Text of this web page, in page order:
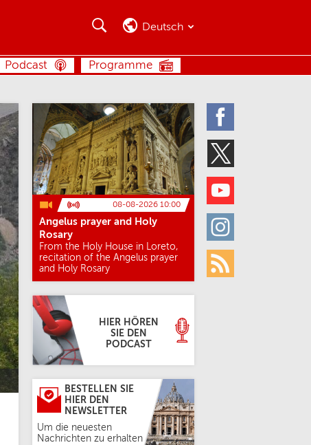
Twitter
Youtube
Instagram
Rss
SUCHE Deutsch
Programme
Podcast
08-08-2026 10:00
Angelus prayer and Holy
Rosary
From the Holy House in Loreto,
recitation of the Angelus prayer
and Holy Rosary
HIER HÖREN
SIE DEN
PODCAST
BESTELLEN SIE
HIER DEN
NEWSLETTER
Um die neuesten
Nachrichten zu erhalten